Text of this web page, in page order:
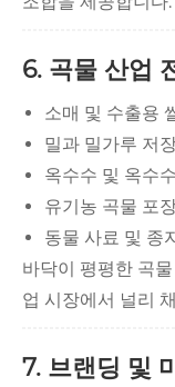
6. 곡물 산업
소매 및 수출용
밀과 밀가루 저
옥수수 및 옥수
유기농 곡물 포
동물 사료 및 종
바닥이 평평한 곡
업 시장에서 널리
7. 브랜딩 및